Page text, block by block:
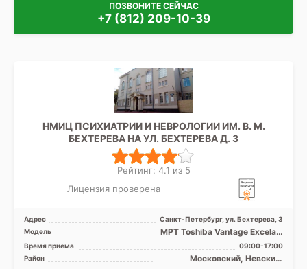
ПОЗВОНИТЕ СЕЙЧАС
+7 (812) 209-10-39
НМИЦ ПСИХИАТРИИ И НЕВРОЛОГИИ ИМ. В. М.
БЕХТЕРЕВА НА УЛ. БЕХТЕРЕВА Д. 3
Рейтинг: 4.1 из 5
Лицензия проверена
Адрес
Санкт-Петербург, ул. Бехтерева, 3
Модель
МРТ Toshiba Vantage Excelart
XGV 1.5T закрытый тип, КТ
Philips BRILLIA ...
Время приема
09:00-17:00
Район
Московский, Невский,